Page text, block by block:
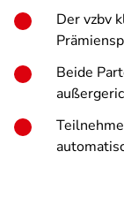
Der vzbv
Beide